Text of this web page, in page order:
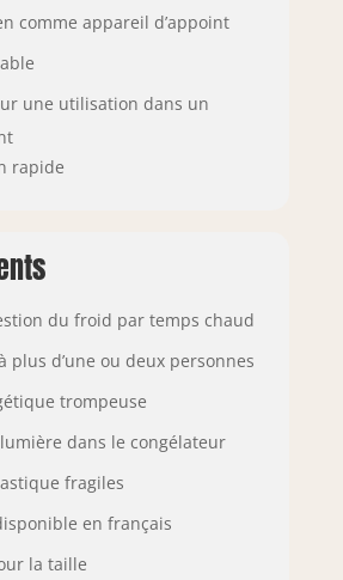
comme appareil d’appoint
une utilisation dans un
rapide
du froid par temps chaud
plus d’une ou deux personnes
trompeuse
dans le congélateur
fragiles
en français
la taille